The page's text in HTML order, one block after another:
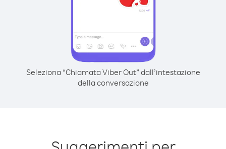
Seleziona “Chiamata Viber Out” dall’intestazione
della conversazione